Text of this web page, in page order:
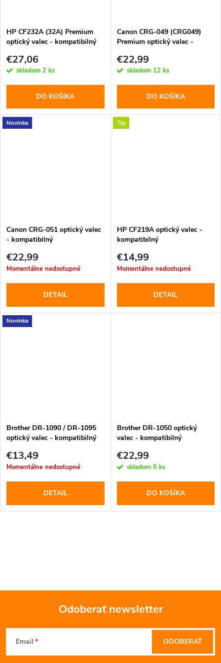
HP CF232A (32A) Premium
optický valec - kompatibilný
€27,06
skladom 2 ks
DO KOŠÍKA
Canon CRG-049 (CRG049)
Premium optický valec -
€22,99
skladom 12 ks
DO KOŠÍKA
Novinka
Canon CRG-051 optický valec
- kompatibilný
€22,99
Momentálne nedostupné
DETAIL
Tip
HP CF219A optický valec -
kompatibilný
€14,99
Momentálne nedostupné
DETAIL
Novinka
Brother DR-1090 / DR-1095
optický valec - kompatibilný
€13,49
Momentálne nedostupné
DETAIL
Brother DR-1050 optický
valec - kompatibilný
€22,99
skladom 5 ks
DO KOŠÍKA
c
Z
á
Odoberať newsletter
Email ODOBERAŤ